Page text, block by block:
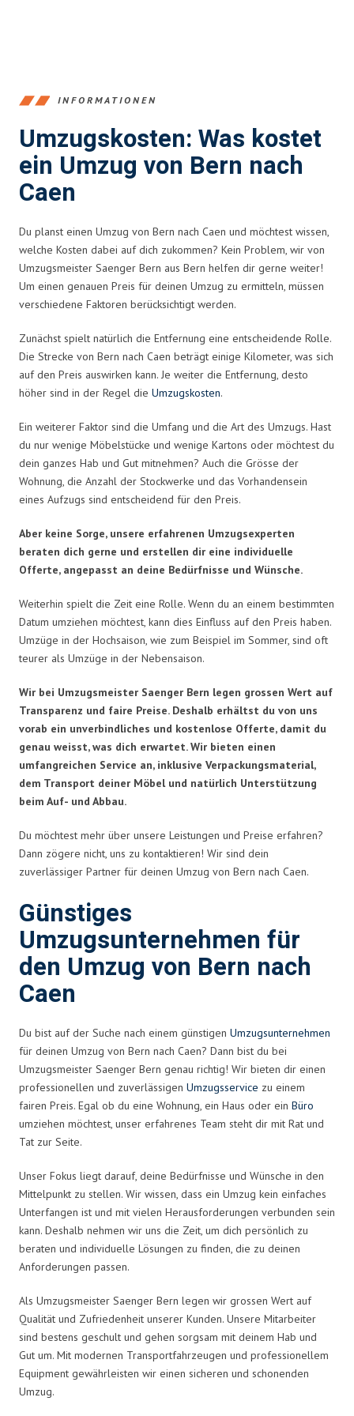
INFORMATIONEN
Umzugskosten: Was kostet
ein Umzug von Bern nach
Caen
Du planst einen Umzug von Bern nach Caen und möchtest wissen,
welche Kosten dabei auf dich zukommen? Kein Problem, wir von
Umzugsmeister Saenger Bern aus Bern helfen dir gerne weiter!
Um einen genauen Preis für deinen Umzug zu ermitteln, müssen
verschiedene Faktoren berücksichtigt werden.
Zunächst spielt natürlich die Entfernung eine entscheidende Rolle.
Die Strecke von Bern nach Caen beträgt einige Kilometer, was sich
auf den Preis auswirken kann. Je weiter die Entfernung, desto
höher sind in der Regel die Umzugskosten.
Ein weiterer Faktor sind die Umfang und die Art des Umzugs. Hast
du nur wenige Möbelstücke und wenige Kartons oder möchtest du
dein ganzes Hab und Gut mitnehmen? Auch die Grösse der
Wohnung, die Anzahl der Stockwerke und das Vorhandensein
eines Aufzugs sind entscheidend für den Preis.
Aber keine Sorge, unsere erfahrenen Umzugsexperten
beraten dich gerne und erstellen dir eine individuelle
Offerte, angepasst an deine Bedürfnisse und Wünsche.
Weiterhin spielt die Zeit eine Rolle. Wenn du an einem bestimmten
Datum umziehen möchtest, kann dies Einfluss auf den Preis haben.
Umzüge in der Hochsaison, wie zum Beispiel im Sommer, sind oft
teurer als Umzüge in der Nebensaison.
Wir bei Umzugsmeister Saenger Bern legen grossen Wert auf
Transparenz und faire Preise. Deshalb erhältst du von uns
vorab ein unverbindliches und kostenlose Offerte, damit du
genau weisst, was dich erwartet. Wir bieten einen
umfangreichen Service an, inklusive Verpackungsmaterial,
dem Transport deiner Möbel und natürlich Unterstützung
beim Auf- und Abbau.
Du möchtest mehr über unsere Leistungen und Preise erfahren?
Dann zögere nicht, uns zu kontaktieren! Wir sind dein
zuverlässiger Partner für deinen Umzug von Bern nach Caen.
Günstiges
Umzugsunternehmen für
den Umzug von Bern nach
Caen
Du bist auf der Suche nach einem günstigen Umzugsunternehmen
für deinen Umzug von Bern nach Caen? Dann bist du bei
Umzugsmeister Saenger Bern genau richtig! Wir bieten dir einen
professionellen und zuverlässigen Umzugsservice zu einem
fairen Preis. Egal ob du eine Wohnung, ein Haus oder ein Büro
umziehen möchtest, unser erfahrenes Team steht dir mit Rat und
Tat zur Seite.
Unser Fokus liegt darauf, deine Bedürfnisse und Wünsche in den
Mittelpunkt zu stellen. Wir wissen, dass ein Umzug kein einfaches
Unterfangen ist und mit vielen Herausforderungen verbunden sein
kann. Deshalb nehmen wir uns die Zeit, um dich persönlich zu
beraten und individuelle Lösungen zu finden, die zu deinen
Anforderungen passen.
Als Umzugsmeister Saenger Bern legen wir grossen Wert auf
Qualität und Zufriedenheit unserer Kunden. Unsere Mitarbeiter
sind bestens geschult und gehen sorgsam mit deinem Hab und
Gut um. Mit modernen Transportfahrzeugen und professionellem
Equipment gewährleisten wir einen sicheren und schonenden
Umzug.